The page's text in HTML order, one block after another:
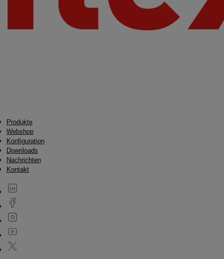
Produkte
Webshop
Konfiguration
Downloads
Nachrichten
Kontakt